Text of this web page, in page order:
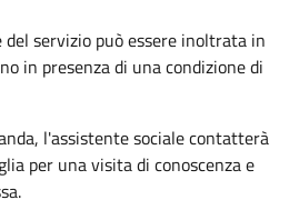
servizio può essere inoltrata in
in presenza di una condizione di
l'assistente sociale contatterà
per una visita di conoscenza e